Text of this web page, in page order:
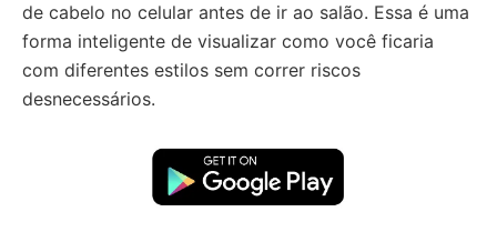
de cabelo no celular antes de ir ao salão. Essa é uma
forma inteligente de visualizar como você ficaria
com diferentes estilos sem correr riscos
desnecessários.